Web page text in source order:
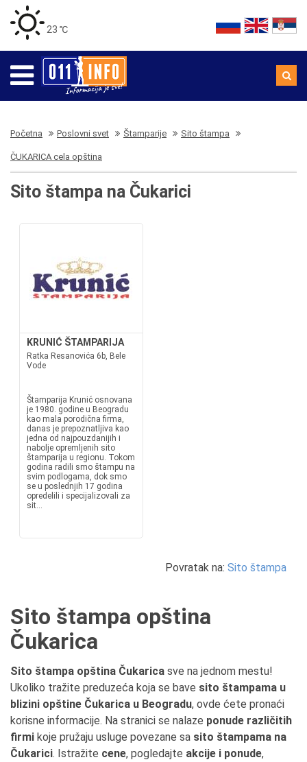
23 ℃
Početna Poslovni svet Štamparije Sito štampa
ČUKARICA cela opština
Sito štampa na Čukarici
KRUNIĆ ŠTAMPARIJA
Ratka Resanovića 6b, Bele
Vode
Štamparija Krunić osnovana
je 1980. godine u Beogradu
kao mala porodična firma,
danas je prepoznatljiva kao
jedna od najpouzdanijih i
nabolje opremljenih sito
štamparija u regionu. Tokom
godina radili smo štampu na
svim podlogama, dok smo
se u poslednjih 17 godina
opredelili i specijalizovali za
sit...
Povratak na: Sito štampa
Sito štampa opština
Čukarica
Sito štampa opština Čukarica sve na jednom mestu!
Ukoliko tražite preduzeća koja se bave sito štampama u
blizini opštine Čukarica u Beogradu, ovde ćete pronaći
korisne informacije. Na stranici se nalaze ponude različitih
firmi koje pružaju usluge povezane sa sito štampama na
Čukarici. Istražite cene, pogledajte akcije i ponude,